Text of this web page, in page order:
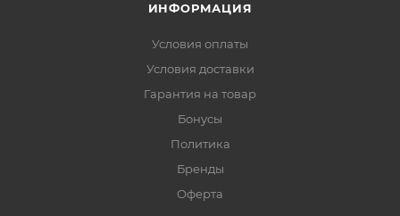
ИНФОРМАЦИЯ
Условия оплаты
Условия доставки
Гарантия на товар
Бонусы
Политика
Бренды
Оферта